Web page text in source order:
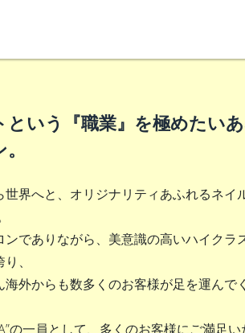
という『職業』を極めたい
世界へと、オリジナリティあふれるネイ
ンでありながら、美意識の高いハイクラ
、
海外からも数多くのお客様が足を運んで
の一員として、多くのお客様にご満足